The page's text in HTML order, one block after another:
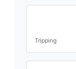
Tripping